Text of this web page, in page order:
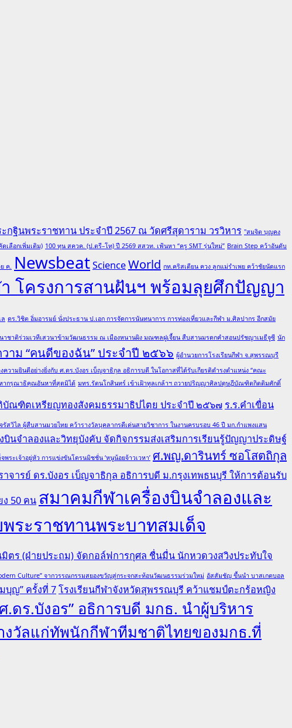
กฐินพระราชทาน ประจำปี 2567 ณ วัดศรีสุดาราม วรวิหาร "สมจิต บุญคง
เลือกเพิ่มเติม) 100 ทุน สควค. (ป.ตรี–โท) ปี 2569 สสวท. เฟ้นหา “ครู SMT รุ่นใหม่” Brain Step คว้าอันดับ
ค. NewsbeatScienceWorld กท.คริสเตียน ควง ลูกแม่รำเพย คว้าชัยนัดแรก
โครงการสานฝันฯ พร้อมลุยศึกปัญญา
ดร.วิชิต อิ่มอารมย์ นั่งประธาน ป.เอก การจัดการนันทนาการ การท่องเที่ยวและกีฬา ม.ศิลปากร อีกสมัย
าชาติร่วมเวทีเสวนาข้ามวัฒนธรรม ณ เมืองหนานผิง มณฑลฝูเจี้ยน สืบสานมรดกคำสอนปรัชญาเมธีจูซี นัก
าม “คนดีของฉัน” ประจำปี ๒๕๖๖ ผู้อำนวยการโรงเรียนกีฬา จ.สุพรรณบุรี
ความยินดีอย่างยิ่งกับ ศ.ดร.บังอร เบ็ญจาธิกุล อธิการบดี ในโอกาสที่ได้รับเกียรติดำรงตำแหน่ง “คณะ
หากรุณาธิคุณอันหาที่สุดมิได้ มทร.รัตนโกสินทร์ เข้าเฝ้าทูลเกล้าฯ ถวายปริญญาศิลปดุษฎีบัณฑิตกิตติมศักดิ์
บัณฑิตเหรียญทองสังคมธรรมาธิปไตย ประจำปี ๒๕๖๗ ร.ร.คำเขื่อน
สวิไล ผู้สืบสานมวยไทย คว้ารางวัลบุคลากรดีเด่นสายวิชาการ ในงานครบรอบ 46 ปี มก.กำแพงแสน
บินจำลองและวิทยุบังคับ จัดกิจกรรมส่งเสริมการเรียนรู้ปัญญาประดิษฐ์
ระเจ้าอยู่หัว การแข่งขันโดรนมิชชั่น ‘หนูน้อยจ้าวเวหา’ ศ.พญ.ดารินทร์ ซอโสตถิกุล
าจารย์ ดร.บังอร เบ็ญจาธิกุล อธิการบดี ม.กรุงเทพธนบุรี ให้การต้อนรับ
ง 50 คน สมาคมกีฬาเครื่องบินจำลองและ
ะราชทานพระบาทสมเด็จ
ตร (ฝ่ายประถม) จัดกอล์ฟการกุศล ชื่นมื่น นักหวดวงสวิงประทับใจ
Culture” จากวรรณกรรมสยองขวัญสู่กระจกสะท้อนวัฒนธรรมร่วมใหม่ อัสสัมชัญ ขึ้นนำ บาสเกตบอล
บุญ” ครั้งที่ 7โรงเรียนกีฬาจังหวัดสุพรรณบุรี คว้าแชมป์ตะกร้อหญิง
.ดร.บังอร” อธิการบดี มกธ. นำผู้บริหาร
งวัลแก่ทัพนักกีฬาทีมชาติไทยของมกธ.ที่